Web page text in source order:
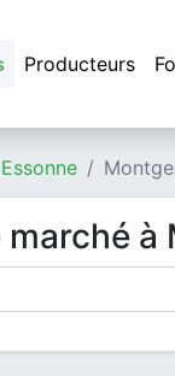
Producteurs
Essonne
à